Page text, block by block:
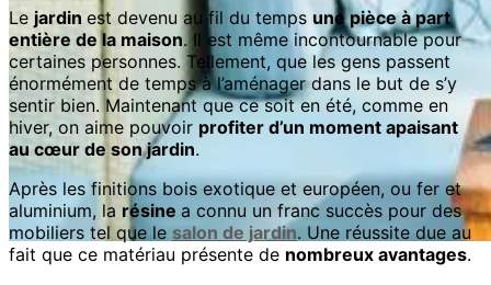
Le jardin est devenu au fil du temps une pièce à part
entière de la maison. Il est même incontournable pour
certaines personnes. Tellement, que les gens passent
énormément de temps à l’aménager dans le but de s’y
sentir bien. Maintenant que ce soit en été, comme en
hiver, on aime pouvoir profiter d’un moment apaisant
au cœur de son jardin.
Après les finitions bois exotique et européen, ou fer et
aluminium, la résine a connu un franc succès pour des
mobiliers tel que le salon de jardin. Une réussite due au
fait que ce matériau présente de nombreux avantages.